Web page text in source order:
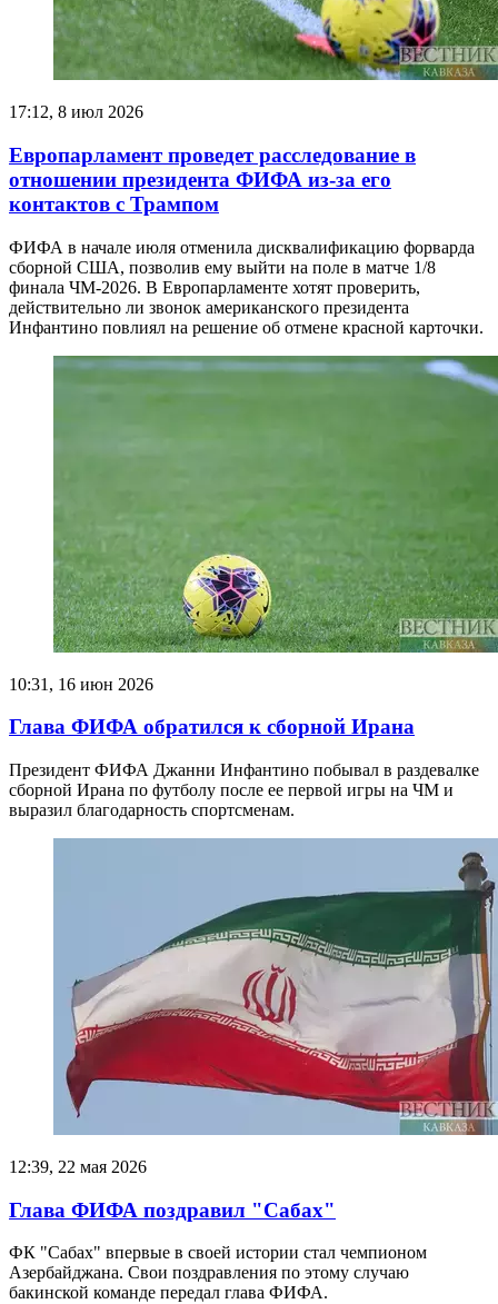
17:12, 8 июл 2026
Европарламент проведет расследование в
отношении президента ФИФА из-за его
контактов с Трампом
ФИФА в начале июля отменила дисквалификацию форварда
сборной США, позволив ему выйти на поле в матче 1/8
финала ЧМ-2026. В Европарламенте хотят проверить,
действительно ли звонок американского президента
Инфантино повлиял на решение об отмене красной карточки.
10:31, 16 июн 2026
Глава ФИФА обратился к сборной Ирана
Президент ФИФА Джанни Инфантино побывал в раздевалке
сборной Ирана по футболу после ее первой игры на ЧМ и
выразил благодарность спортсменам.
12:39, 22 мая 2026
Глава ФИФА поздравил "Сабах"
ФК "Сабах" впервые в своей истории стал чемпионом
Азербайджана. Свои поздравления по этому случаю
бакинской команде передал глава ФИФА.